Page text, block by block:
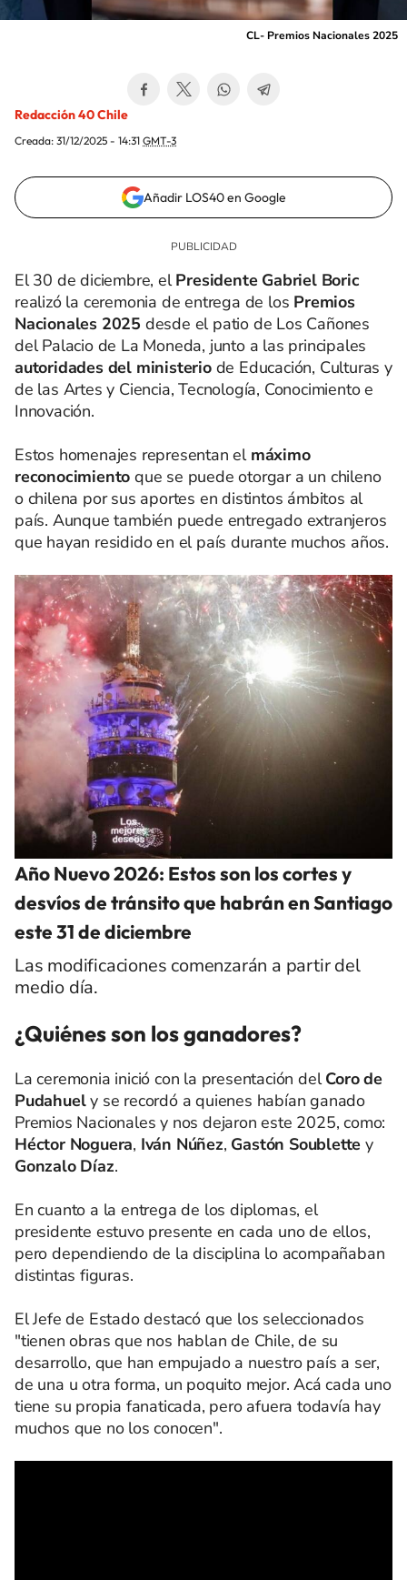
CL- Premios Nacionales 2025
Redacción 40 Chile
Creada: 31/12/2025 - 14:31 GMT-3
Añadir LOS40 en Google
El 30 de diciembre, elPresidente Gabriel Boric
realizó la ceremonia de entrega de los Premios
Nacionales 2025 desde el patio de Los Cañones
del Palacio de La Moneda, junto a las principales
autoridades del ministeriode Educación, Culturas y
de las Artes y Ciencia, Tecnología, Conocimiento e
Innovación.
Estos homenajes representan el máximo
reconocimiento que se puede otorgar a un chileno
o chilena por sus aportes en distintos ámbitos al
país. Aunque también puede entregado extranjeros
que hayan residido en el país durante muchos años.
Año Nuevo 2026: Estos son los cortes y
desvíos de tránsito que habrán en Santiago
este 31 de diciembre
Las modificaciones comenzarán a partir del
medio día.
¿Quiénes son los ganadores?
La ceremonia inició con la presentación delCoro de
Pudahuely se recordó a quienes habían ganado
Premios Nacionales y nos dejaron este 2025, como:
Héctor Noguera, Iván Núñez, Gastón Soublette y
Gonzalo Díaz.
En cuanto a la entrega de los diplomas, el
presidente estuvo presente en cada uno de ellos,
pero dependiendo de la disciplina lo acompañaban
distintas figuras.
El Jefe de Estado destacó que los seleccionados
"tienen obras que nos hablan de Chile, de su
desarrollo, que han empujado a nuestro país a ser,
de una u otra forma, un poquito mejor. Acá cada uno
tiene su propia fanaticada, pero afuera todavía hay
muchos que no los conocen".